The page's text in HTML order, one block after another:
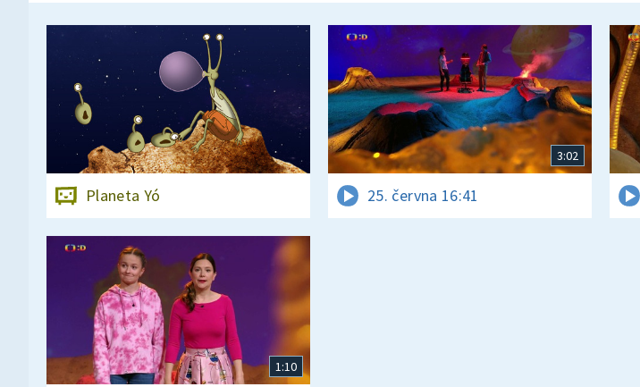
Planeta Yó
3:02
25. června 16:41
1:10